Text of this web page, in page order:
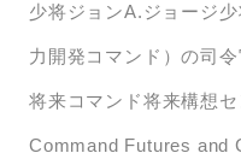
少将ジョンA.ジョージ
力開発コマンド）の司
将来コマンド将来構想
Command Futures and